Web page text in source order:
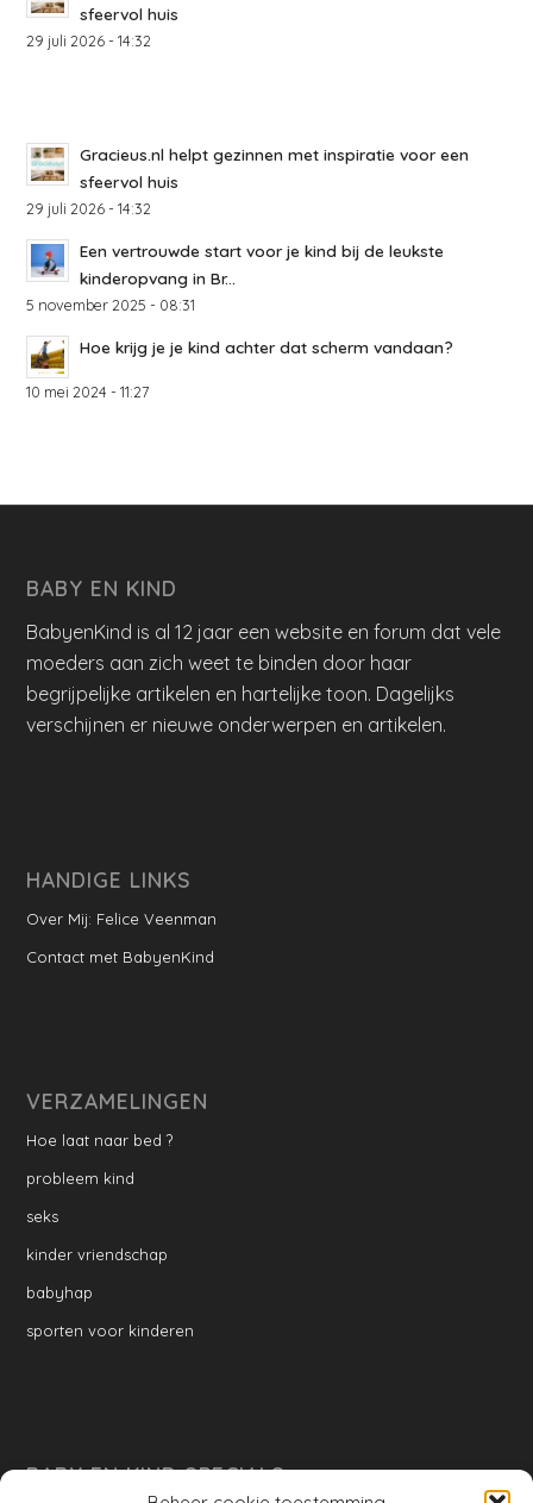
sfeervol huis
29 juli 2026 - 14:32
Gracieus.nl helpt gezinnen met inspiratie voor een
sfeervol huis
29 juli 2026 - 14:32
Een vertrouwde start voor je kind bij de leukste
kinderopvang in Br...
5 november 2025 - 08:31
Hoe krijg je je kind achter dat scherm vandaan?
10 mei 2024 - 11:27
BABY EN KIND
BabyenKind is al 12 jaar een website en forum dat vele
moeders aan zich weet te binden door haar
begrijpelijke artikelen en hartelijke toon. Dagelijks
verschijnen er nieuwe onderwerpen en artikelen.
HANDIGE LINKS
Over Mij: Felice Veenman
Contact met BabyenKind
VERZAMELINGEN
Hoe laat naar bed ?
probleem kind
seks
kinder vriendschap
babyhap
sporten voor kinderen
BABY EN KIND SPECIALS